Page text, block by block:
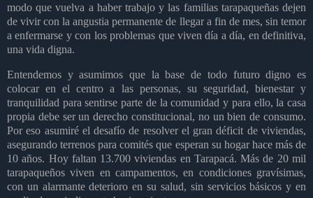
modo que vuelva a haber trabajo y las familias tarapaqueñas dejen
de vivir con la angustia permanente de llegar a fin de mes, sin temor
a enfermarse y con los problemas que viven día a día, en definitiva,
una vida digna.
Entendemos y asumimos que la base de todo futuro digno es
colocar en el centro a las personas, su seguridad, bienestar y
tranquilidad para sentirse parte de la comunidad y para ello, la casa
propia debe ser un derecho constitucional, no un bien de consumo.
Por eso asumiré el desafío de resolver el gran déficit de viviendas,
asegurando terrenos para comités que esperan su hogar hace más de
10 años. Hoy faltan 13.700 viviendas en Tarapacá. Más de 20 mil
tarapaqueños viven en campamentos, en condiciones gravísimas,
con un alarmante deterioro en su salud, sin servicios básicos y en